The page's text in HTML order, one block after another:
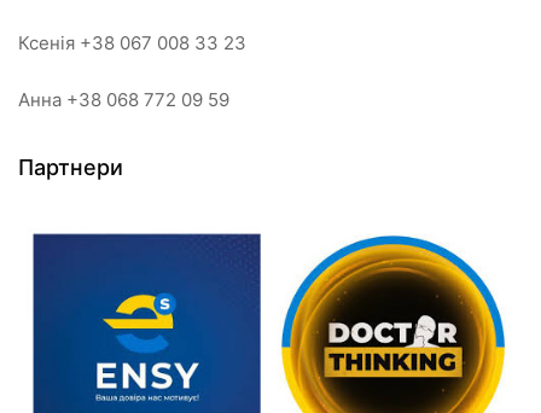
Ксенія +38 067 008 33 23
Анна +38 068 772 09 59
Партнери